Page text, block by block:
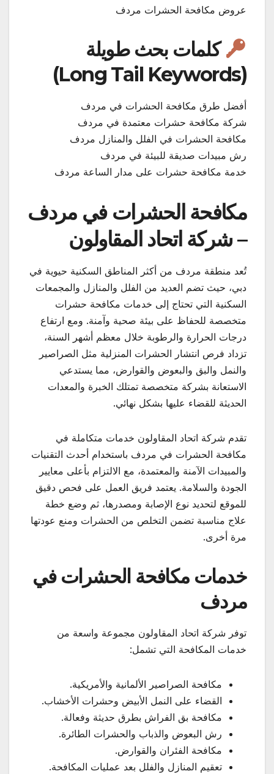
عروض مكافحة الحشرات مردف
كلمات بحث طويلة
(Long Tail Keywords)
أفضل طرق مكافحة الحشرات في مردف
شركة مكافحة حشرات معتمدة في مردف
مكافحة الحشرات في الفلل والمنازل مردف
رش مبيدات صديقة للبيئة في مردف
خدمة مكافحة حشرات على مدار الساعة مردف
مكافحة الحشرات في مردف
– شركة اتحاد المقاولون
تُعد منطقة مردف من أكثر المناطق السكنية حيوية في
دبي، حيث تضم العديد من الفلل والمنازل والمجمعات
السكنية التي تحتاج إلى خدمات مكافحة حشرات
متخصصة للحفاظ على بيئة صحية وآمنة. ومع ارتفاع
درجات الحرارة والرطوبة خلال معظم أشهر السنة،
تزداد فرص انتشار الحشرات المنزلية مثل الصراصير
والنمل والبق والبعوض والقوارض، مما يستدعي
الاستعانة بشركة متخصصة تمتلك الخبرة والمعدات
الحديثة للقضاء عليها بشكل نهائي.
تقدم شركة اتحاد المقاولون خدمات متكاملة في
مكافحة الحشرات في مردف باستخدام أحدث التقنيات
والمبيدات الآمنة والمعتمدة، مع الالتزام بأعلى معايير
الجودة والسلامة. يعتمد فريق العمل على فحص دقيق
للموقع لتحديد نوع الإصابة ومصدرها، ثم وضع خطة
علاج مناسبة تضمن التخلص من الحشرات ومنع عودتها
مرة أخرى.
خدمات مكافحة الحشرات في
مردف
توفر شركة اتحاد المقاولون مجموعة واسعة من
خدمات المكافحة التي تشمل:
مكافحة الصراصير الألمانية والأمريكية.
القضاء على النمل الأبيض وحشرات الأخشاب.
مكافحة بق الفراش بطرق حديثة وفعالة.
رش البعوض والذباب والحشرات الطائرة.
مكافحة الفئران والقوارض.
تعقيم المنازل والفلل بعد عمليات المكافحة.